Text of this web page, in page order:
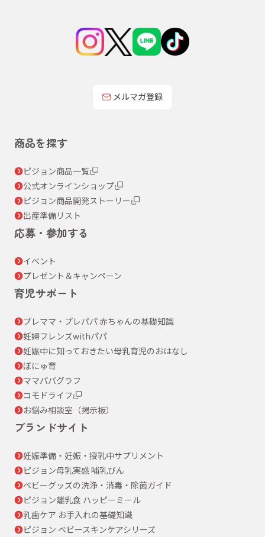
メルマガ登録
商品を探す
ピジョン商品一覧
公式オンラインショップ
ピジョン商品開発ストーリー
出産準備リスト
応募・参加する
イベント
プレゼント＆キャンペーン
育児サポート
プレママ・プレパパ 赤ちゃんの基礎知識
妊婦フレンズwithパパ
妊娠中に知っておきたい母乳育児のおはなし
ぼにゅ育
ママパパグラフ
コモドライフ
お悩み相談室（掲示板）
ブランドサイト
妊娠準備・妊娠・授乳中サプリメント
ピジョン母乳実感 哺乳びん
ベビーグッズの洗浄・消毒・除菌ガイド
ピジョン離乳食 ハッピーミール
乳歯ケア お手入れの基礎知識
ピジョン ベビースキンケアシリーズ